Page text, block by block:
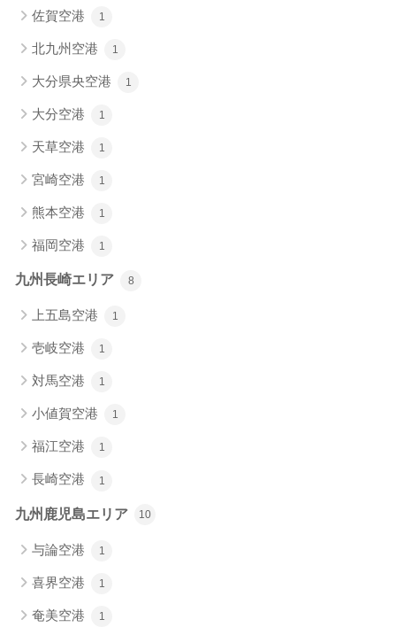
佐賀空港 1
北九州空港 1
大分県央空港 1
大分空港 1
天草空港 1
宮崎空港 1
熊本空港 1
福岡空港 1
九州長崎エリア 8
上五島空港 1
壱岐空港 1
対馬空港 1
小値賀空港 1
福江空港 1
長崎空港 1
九州鹿児島エリア 10
与論空港 1
喜界空港 1
奄美空港 1